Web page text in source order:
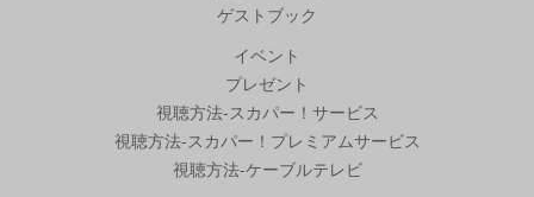
ゲストブック
イベント
プレゼント
視聴方法-スカパー！サービス
視聴方法-スカパー！プレミアムサービス
視聴方法-ケーブルテレビ